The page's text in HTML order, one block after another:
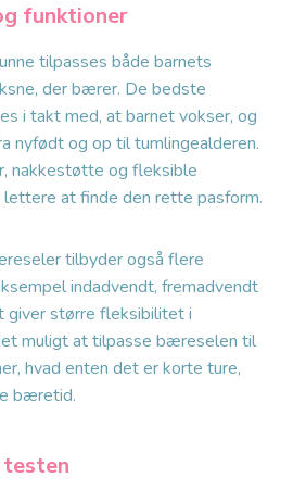
funktioner
tilpasses både barnets
der bærer. De bedste
i takt med, at barnet vokser, og
nyfødt og op til tumlingealderen.
nakkestøtte og fleksible
at finde den rette pasform.
tilbyder også flere
indadvendt, fremadvendt
giver større fleksibilitet i
muligt at tilpasse bæreselen til
hvad enten det er korte ture,
bæretid.